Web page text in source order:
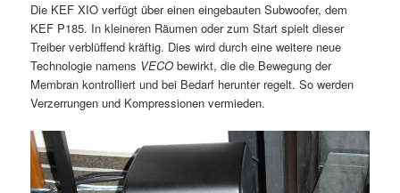
Die KEF XIO verfügt über einen eingebauten Subwoofer, dem
KEF P185. In kleineren Räumen oder zum Start spielt dieser
Treiber verblüffend kräftig. Dies wird durch eine weitere neue
Technologie namens VECObewirkt, die die Bewegung der
Membran kontrolliert und bei Bedarf herunter regelt. So werden
Verzerrungen und Kompressionen vermieden.